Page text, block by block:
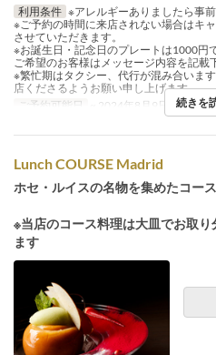
利用条件 ※アレルギーありましたら事
※ご予約の時間に来店されない場合はキ
させていただきます。
※お誕生日・記念日のプレートは1000円
ご希望のお客様はメッセージ内容を記載
※繁忙期はタクシー、代行が混み合いま
店くださるようお願い申し上げます
ご予約可能日
~ 2024年8月9日, 2024年8
続きを
Lunch COURSE Madrid
ホセ・ルイスの名物を集めたコー
※当店のコース料理は大皿でお取
ます